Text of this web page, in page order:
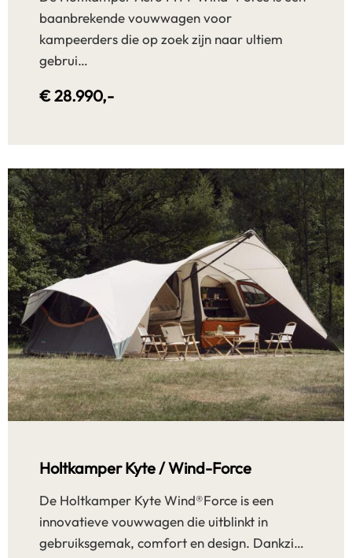
baanbrekende vouwwagen voor
kampeerders die op zoek zijn naar ultiem
gebrui…
€ 28.990,-
Holtkamper Kyte / Wind-Force
De Holtkamper Kyte Wind®Force is een
innovatieve vouwwagen die uitblinkt in
gebruiksgemak, comfort en design. Dankzi…